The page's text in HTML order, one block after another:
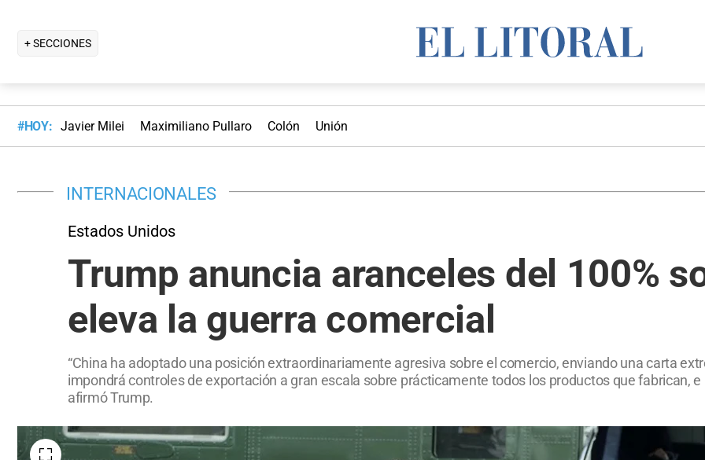
+ SECCIONES
#HOY: Javier Milei Maximiliano Pullaro Colón Unión
INTERNACIONALES
Estados Unidos
Trump anuncia aranceles del 100%
eleva la guerra comercial
“China ha adoptado una posición extraordinariamente agresiva sobre el comercio, enviando una carta
impondrá controles de exportación a gran escala sobre prácticamente todos los productos que fabrican, e
afirmó Trump.